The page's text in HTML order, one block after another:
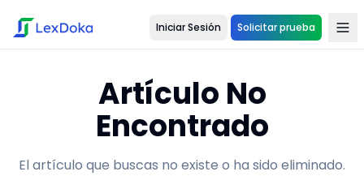
Iniciar Sesión Solicitar prueba
Artículo No
Encontrado
El artículo que buscas no existe o ha sido eliminado.